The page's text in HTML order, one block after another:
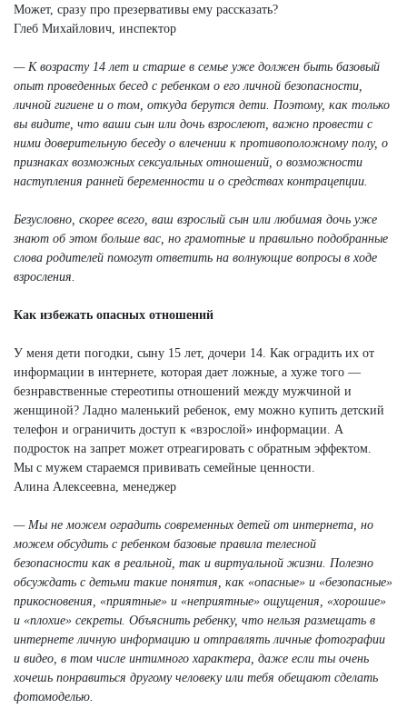
Может, сразу про презервативы ему рассказать?
Глеб Михайлович, инспектор
— К возрасту 14 лет и старше в семье уже должен быть базовый
опыт проведенных бесед с ребенком о его личной безопасности,
личной гигиене и о том, откуда берутся дети. Поэтому, как только
вы видите, что ваши сын или дочь взрослеют, важно провести с
ними доверительную беседу о влечении к противоположному полу, о
признаках возможных сексуальных отношений, о возможности
наступления ранней беременности и о средствах контрацепции.
Безусловно, скорее всего, ваш взрослый сын или любимая дочь уже
знают об этом больше вас, но грамотные и правильно подобранные
слова родителей помогут ответить на волнующие вопросы в ходе
взросления.
Как избежать опасных отношений
У меня дети погодки, сыну 15 лет, дочери 14. Как оградить их от
информации в интернете, которая дает ложные, а хуже того —
безнравственные стереотипы отношений между мужчиной и
женщиной? Ладно маленький ребенок, ему можно купить детский
телефон и ограничить доступ к «взрослой» информации. А
подросток на запрет может отреагировать с обратным эффектом.
Мы с мужем стараемся прививать семейные ценности.
Алина Алексеевна, менеджер
— Мы не можем оградить современных детей от интернета, но
можем обсудить с ребенком базовые правила телесной
безопасности как в реальной, так и виртуальной жизни. Полезно
обсуждать с детьми такие понятия, как «опасные» и «безопасные»
прикосновения, «приятные» и «неприятные» ощущения, «хорошие»
и «плохие» секреты. Объяснить ребенку, что нельзя размещать в
интернете личную информацию и отправлять личные фотографии
и видео, в том числе интимного характера, даже если ты очень
хочешь понравиться другому человеку или тебя обещают сделать
фотомоделью.